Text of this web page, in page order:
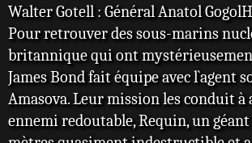
Walter Gotell : Général Anatol
Pour retrouver des sous-marins
britannique qui ont
James Bond fait équipe avec l`agent
Amasova. Leur mission les conduit
ennemi redoutable, Requin, un